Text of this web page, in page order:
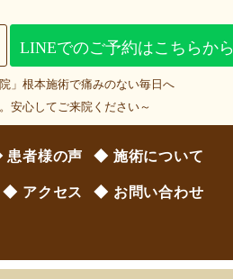
LINEでのご予約はこちらから
」根本施術で痛みのない毎日へ
安心してご来院ください～
者様の声 ◆ 施術について
◆ アクセス ◆ お問い合わせ